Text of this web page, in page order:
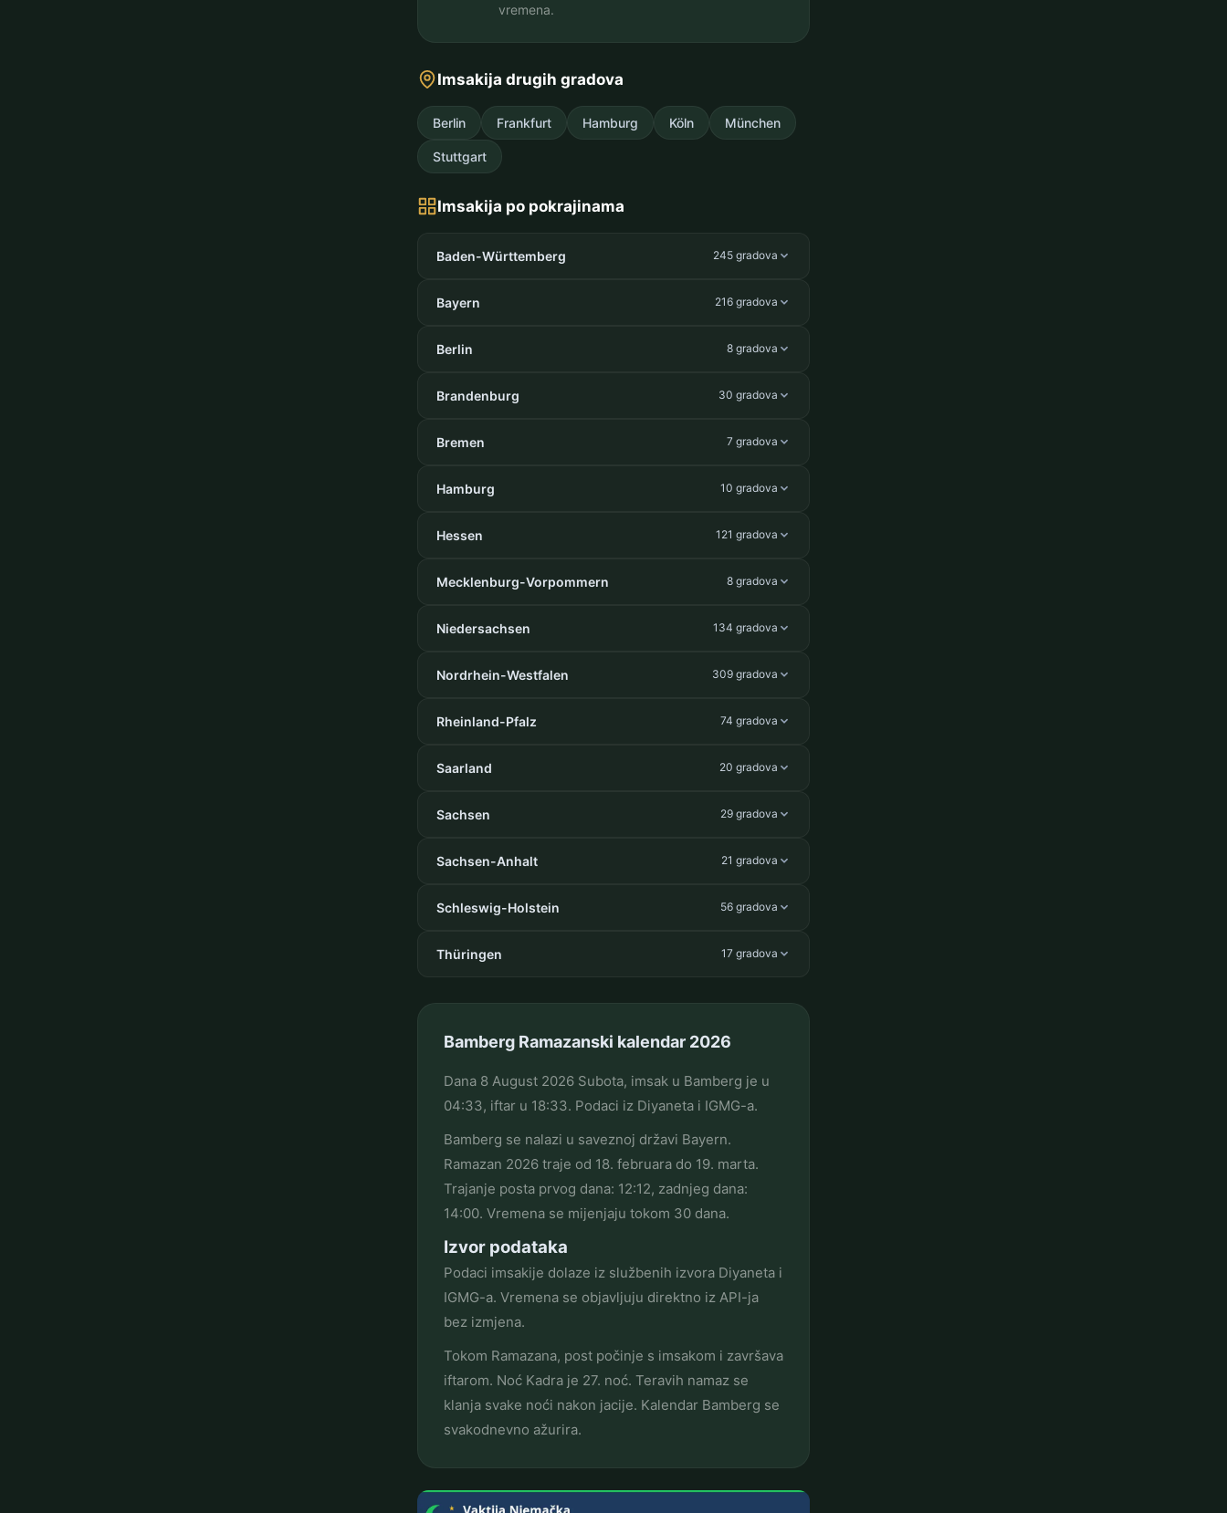
vremena.
Imsakija drugih gradova
Berlin Frankfurt Hamburg Köln München
Stuttgart
Imsakija po pokrajinama
Baden-Württemberg 245 gradova
Bayern 216 gradova
Berlin 8 gradova
Brandenburg 30 gradova
Bremen 7 gradova
Hamburg 10 gradova
Hessen 121 gradova
Mecklenburg-Vorpommern 8 gradova
Niedersachsen 134 gradova
Nordrhein-Westfalen 309 gradova
Rheinland-Pfalz 74 gradova
Saarland 20 gradova
Sachsen 29 gradova
Sachsen-Anhalt 21 gradova
Schleswig-Holstein 56 gradova
Thüringen 17 gradova
Bamberg Ramazanski kalendar 2026
Dana 8 August 2026 Subota, imsak u Bamberg je u
04:33, iftar u 18:33. Podaci iz Diyaneta i IGMG-a.
Bamberg se nalazi u saveznoj državi Bayern.
Ramazan 2026 traje od 18. februara do 19. marta.
Trajanje posta prvog dana: 12:12, zadnjeg dana:
14:00. Vremena se mijenjaju tokom 30 dana.
Izvor podataka
Podaci imsakije dolaze iz službenih izvora Diyaneta i
IGMG-a. Vremena se objavljuju direktno iz API-ja
bez izmjena.
Tokom Ramazana, post počinje s imsakom i završava
iftarom. Noć Kadra je 27. noć. Teravih namaz se
klanja svake noći nakon jacije. Kalendar Bamberg se
svakodnevno ažurira.